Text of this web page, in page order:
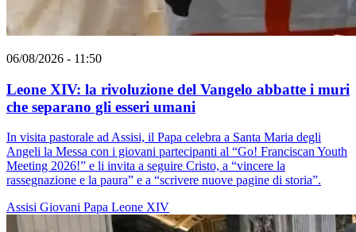
06/08/2026 - 11:50
Leone XIV: la rivoluzione del Vangelo abbatte i muri
che separano gli esseri umani
In visita pastorale ad Assisi, il Papa celebra a Santa Maria degli
Angeli la Messa con i giovani partecipanti al “Go! Franciscan Youth
Meeting 2026!” e li invita a seguire Cristo, a “vincere la
rassegnazione e la paura” e a “scrivere nuove pagine di storia”.
Assisi Giovani Papa Leone XIV